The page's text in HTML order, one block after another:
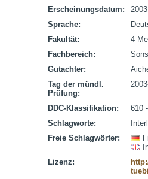
Erscheinungsdatum:
2003
Sprache:
Fakultät:
4
Fachbereich:
Gutachter:
Tag der mündl.
Prüfung:
DDC-Klassifikation:
610
Schlagworte:
Freie Schlagwörter:
Lizenz: